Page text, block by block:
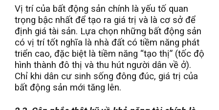
Vị trí của bất động sản chính là yếu tố quan
trọng bậc nhất để tạo ra giá trị và là cơ sở để
định giá tài sản. Lựa chọn những bất động sản
có vị trí tốt nghĩa là nhà đất có tiềm năng phát
triển cao, đặc biệt là tiềm năng “tạo thị” (tốc độ
hình thành đô thị và thu hút người dân về ở).
Chỉ khi dân cư sinh sống đông đúc, giá trị của
bất động sản mới tăng lên.